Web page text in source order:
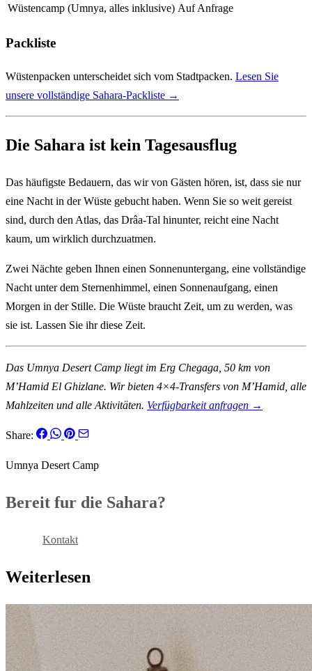
Wüstencamp (Umnya, alles inklusive) Auf Anfrage
Packliste
Wüstenpacken unterscheidet sich vom Stadtpacken. Lesen Sie
unsere vollständige Sahara-Packliste →
Die Sahara ist kein Tagesausflug
Das häufigste Bedauern, das wir von Gästen hören, ist, dass sie nur
eine Nacht in der Wüste gebucht haben. Wenn Sie so weit gereist
sind, durch den Atlas, das Drâa-Tal hinunter, reicht eine Nacht
kaum, um wirklich durchzuatmen.
Zwei Nächte geben Ihnen einen Sonnenuntergang, eine vollständige
Nacht unter dem Sternenhimmel, einen Sonnenaufgang, einen
Morgen in der Stille. Die Wüste braucht Zeit, um zu werden, was
sie ist. Lassen Sie ihr diese Zeit.
Das Umnya Desert Camp liegt im Erg Chegaga, 50 km von
M’Hamid El Ghizlane. Wir bieten 4×4-Transfers von M’Hamid, alle
Mahlzeiten und alle Aktivitäten. Verfügbarkeit anfragen →
Share:
Umnya Desert Camp
Bereit fur die Sahara?
Kontakt
Weiterlesen